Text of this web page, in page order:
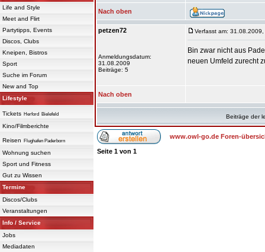
Life and Style
Meet and Flirt
Partytipps, Events
Discos, Clubs
Kneipen, Bistros
Sport
Suche im Forum
New and Top
Lifestyle
Tickets Herford Bielefeld
Kino/Filmberichte
Reisen Flughafen Paderborn
Wohnung suchen
Sport und Fitness
Gut zu Wissen
Termine
Discos/Clubs
Veranstaltungen
Info / Service
Jobs
Mediadaten
Nach oben
petzen72
Anmeldungsdatum:
31.08.2009
Beiträge: 5
Verfasst am:
Bin zwar nicht aus
neuen Umfeld zurecht
Nach oben
Beiträge der
www.owl-go.de Foren-
Seite 1 von 1